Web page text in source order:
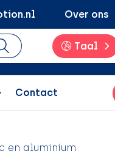
Over ons
Taal
Contact
en aluminium